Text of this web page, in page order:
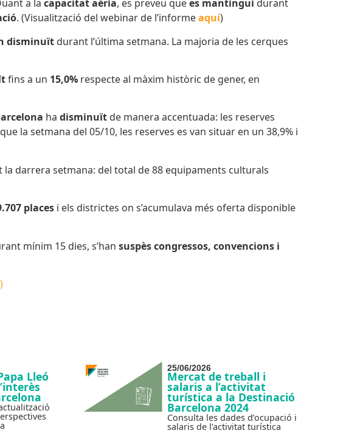
a la capacitat aèria, es preveu quees mantingui durant
. (Visualització del webinar de l’informeaquí)
disminuït durant l’última setmana. La majoria de les cerques
fins a un 15,0% respecte al màxim històric de gener, en
ha disminuït de manera accentuada: les reserves
la setmana del 05/10, les reserves es van situar en un 38,9% i
la darrera setmana: del total de 88 equipaments culturals
places i els districtes on s’acumulava més oferta disponible
mínim 15 dies, s’han suspès congressos, convencions i
Lleó
25/06/2026
Mercat de treball i
salaris a l’activitat
turística a la Destinació
Barcelona 2024
Consulta les dades d’ocupació i
salaris de l’activitat turística